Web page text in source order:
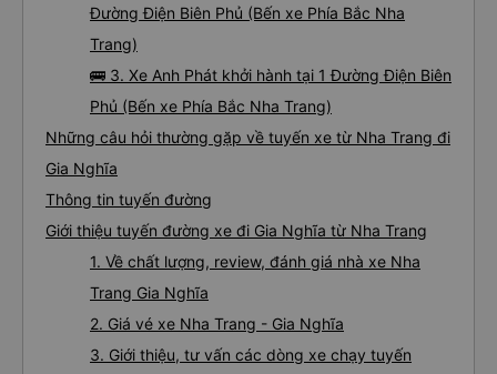
Đường Điện Biên Phủ (Bến xe Phía Bắc Nha
Trang)
🚌 3. Xe Anh Phát khởi hành tại 1 Đường Điện Biên
Phủ (Bến xe Phía Bắc Nha Trang)
Những câu hỏi thường gặp về tuyến xe từ Nha Trang đi
Gia Nghĩa
Thông tin tuyến đường
Giới thiệu tuyến đường xe đi Gia Nghĩa từ Nha Trang
1. Về chất lượng, review, đánh giá nhà xe Nha
Trang Gia Nghĩa
2. Giá vé xe Nha Trang - Gia Nghĩa
3. Giới thiệu, tư vấn các dòng xe chạy tuyến